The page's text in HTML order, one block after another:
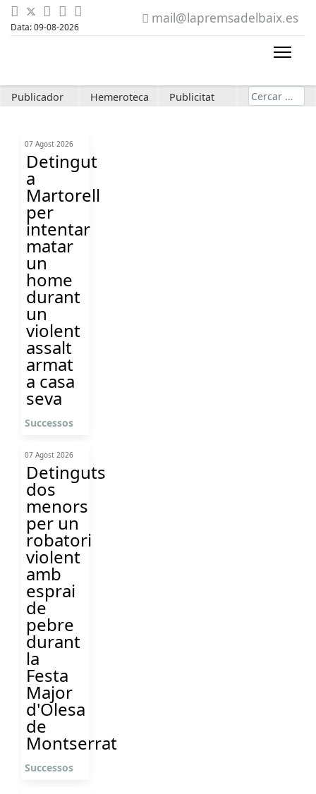
Data: 09-08-2026
mail@lapremsadelbaix.es
Publicador Hemeroteca Publicitat Cerca
07 Agost 2026
Detingut
a
Martorell
per
intentar
matar
un
home
durant
un
violent
assalt
armat
a casa
seva
Successos
07 Agost 2026
Detinguts
dos
menors
per un
robatori
violent
amb
esprai
de
pebre
durant
la
Festa
Major
d'Olesa
de
Montserrat
Successos